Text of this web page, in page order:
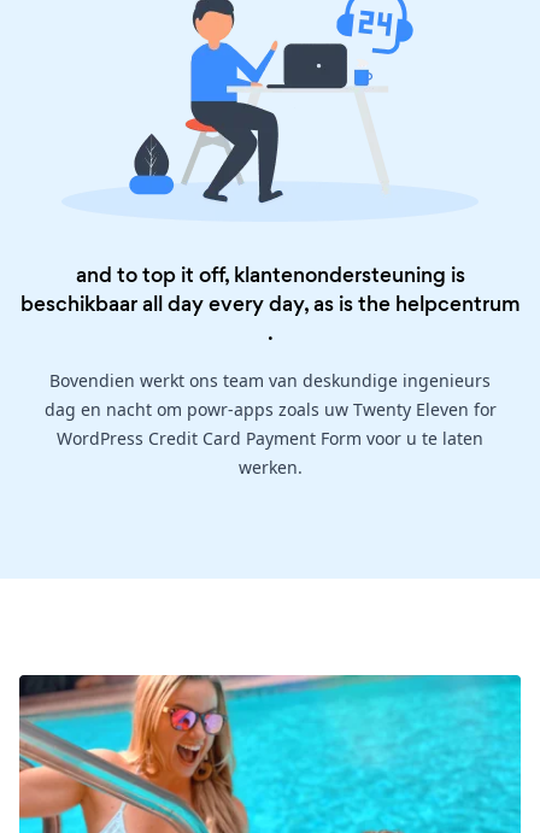
and to top it off, klantenondersteuning is
beschikbaar all day every day, as is the helpcentrum
.
Bovendien werkt ons team van deskundige ingenieurs
dag en nacht om powr-apps zoals uw Twenty Eleven for
WordPress Credit Card Payment Form voor u te laten
werken.